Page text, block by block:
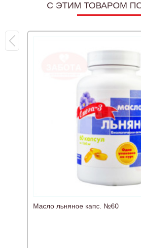
C ЭТИМ ТОВАРОМ
Масло льняное капс. №60